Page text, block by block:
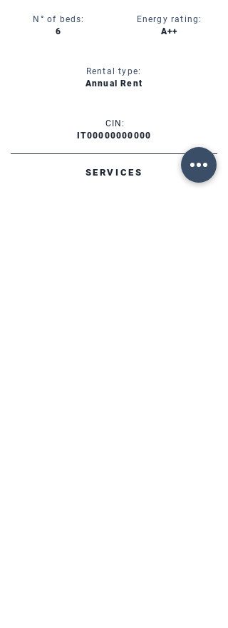
N° of beds:
6
Energy rating:
A++
Rental type:
Annual Rent
CIN:
IT00000000000
SERVICES